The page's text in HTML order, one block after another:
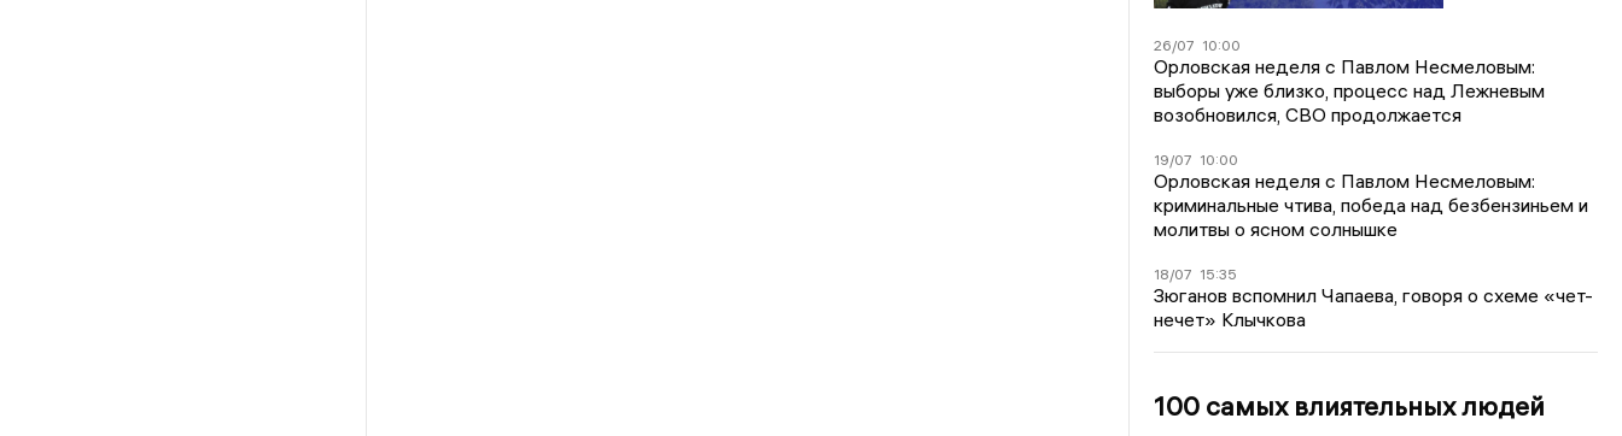
26/07 10:00
Орловская неделя с Павлом Несмеловым:
выборы уже близко, процесс над Лежневым
возобновился, СВО продолжается
19/07 10:00
Орловская неделя с Павлом Несмеловым:
криминальные чтива, победа над безбензиньем и
молитвы о ясном солнышке
18/07 15:35
Зюганов вспомнил Чапаева, говоря о схеме «чет-
нечет» Клычкова
100 самых влиятельных людей